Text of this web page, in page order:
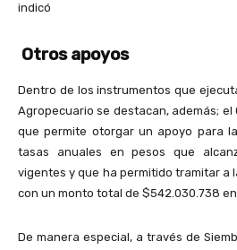
indicó
Otros apoyos
Dentro de los instrumentos que
Agropecuario se destacan, además; el
que permite otorgar un apoyo para
tasas anuales en pesos que
vigentes y que ha permitido tramitar a
con un monto total de $542.030.738
De manera especial, a través de